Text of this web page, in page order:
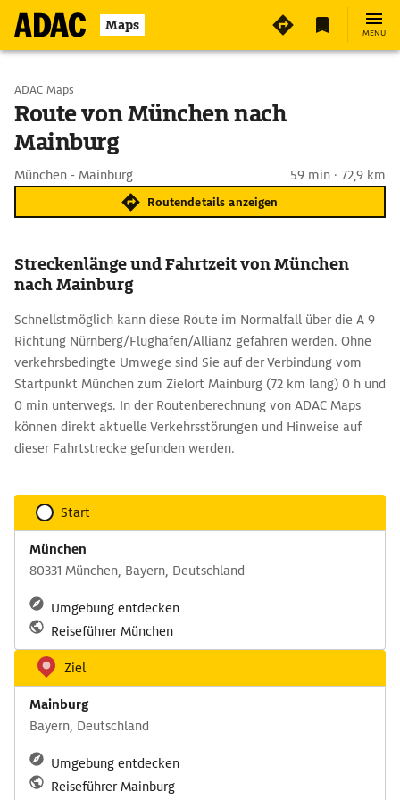
Maps MENÜ
Start wählen
Ziel eingeben
ADAC Maps
Route von München nach
Mainburg
München - Mainburg 59 min · 72,9 km
Routendetails anzeigen
Streckenlänge und Fahrtzeit von München
nach Mainburg
Schnellstmöglich kann diese Route im Normalfall über die A 9
Richtung Nürnberg/Flughafen/Allianz gefahren werden. Ohne
verkehrsbedingte Umwege sind Sie auf der Verbindung vom
Startpunkt München zum Zielort Mainburg (72 km lang) 0 h und
0 min unterwegs. In der Routenberechnung von ADAC Maps
können direkt aktuelle Verkehrsstörungen und Hinweise auf
dieser Fahrtstrecke gefunden werden.
Start
München
80331 München, Bayern, Deutschland
Umgebung entdecken
Reiseführer München
Ziel
Mainburg
Bayern, Deutschland
Umgebung entdecken
Reiseführer Mainburg